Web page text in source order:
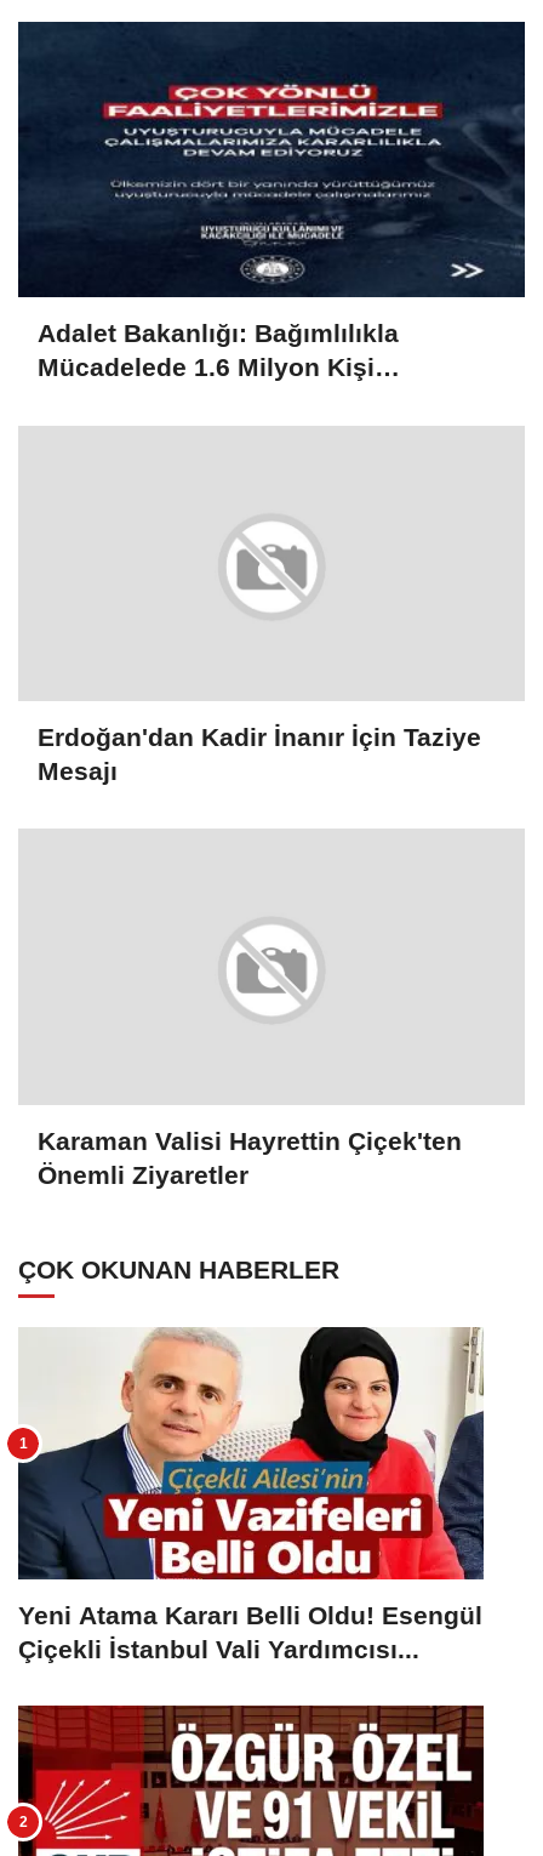
Adalet Bakanlığı: Bağımlılıkla
Mücadelede 1.6 Milyon Kişi
Erdoğan'dan Kadir İnanır İçin Taziye
Mesajı
Karaman Valisi Hayrettin Çiçek'ten
Önemli Ziyaretler
ÇOK OKUNAN HABERLER
Yeni Atama Kararı Belli Oldu! Esengül
Çiçekli İstanbul Vali Yardımcısı...